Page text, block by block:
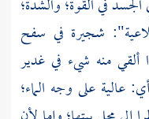
في القوة؛ والشدة؛
شجيرة في سفح
ألقي منه شيء في غدير
عالية على وجه الماء؛